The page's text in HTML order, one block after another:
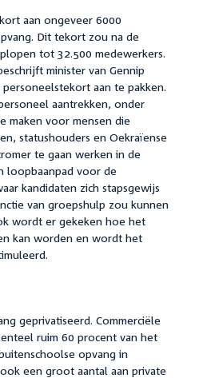
aan ongeveer 6000
Dit tekort zou na de
tot 32.500 medewerkers.
minister van Gennip
aan te pakken.
aantrekken, onder
maken voor mensen die
statushouders en Oekraïense
te gaan werken in de
loopbaanpad voor de
kandidaten zich stapsgewijs
van groepshulp zou kunnen
wordt er gekeken hoe het
kan worden en wordt het
geprivatiseerd. Commerciële
ruim 60 procent van het
opvang in
een groot aantal aan private